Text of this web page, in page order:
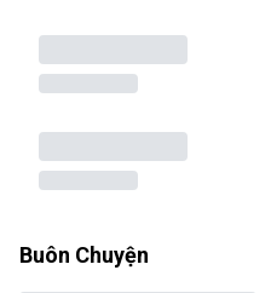
Buôn Chuyện